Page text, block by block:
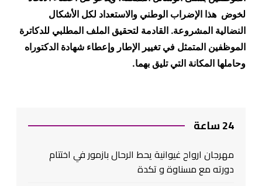
لخوض هذا الإضراب الوطني والاستعداد لكل الأشكال
النضالية المشروعة. القادمة لتحقيق الملف المطلبي للدكاترة
الموظفين المتمثل في تغيير الإطار وإعطاء شهادة الدكتوراه
وحاملها المكانة التي تليق بهما.
24 ساعة
مهرجان ارواح غيوانية يحط الرحال بازمور في اختتام
دورته مع مسناوة و تكدة